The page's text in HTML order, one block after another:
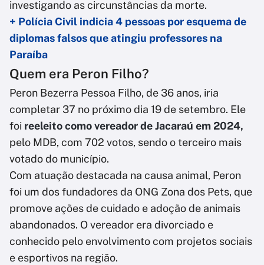
investigando as circunstâncias da morte.
+ Polícia Civil indicia 4 pessoas por esquema de
diplomas falsos que atingiu professores na
Paraíba
Quem era Peron Filho?
Peron Bezerra Pessoa Filho, de 36 anos, iria
completar 37 no próximo dia 19 de setembro. Ele
foi reeleito como vereador de Jacaraú em 2024,
pelo MDB, com 702 votos, sendo o terceiro mais
votado do município.
Com atuação destacada na causa animal, Peron
foi um dos fundadores da ONG Zona dos Pets, que
promove ações de cuidado e adoção de animais
abandonados. O vereador era divorciado e
conhecido pelo envolvimento com projetos sociais
e esportivos na região.